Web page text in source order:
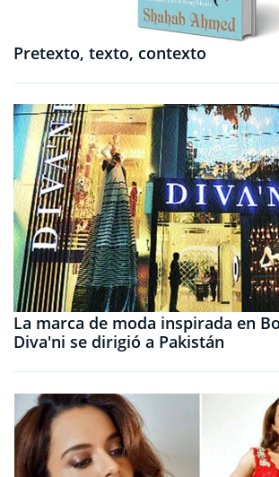
Pretexto, texto, contexto
La marca de moda inspirada en
Diva'ni se dirigió a Pakistán